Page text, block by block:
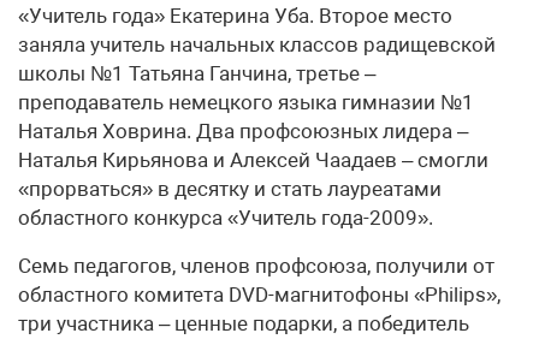
«Учитель года» Екатерина Уба. Второе место
заняла учитель начальных классов радищевской
школы №1 Татьяна Ганчина, третье –
преподаватель немецкого языка гимназии №1
Наталья Ховрина. Два профсоюзных лидера –
Наталья Кирьянова и Алексей Чаадаев – смогли
«прорваться» в десятку и стать лауреатами
областного конкурса «Учитель года-2009».
Семь педагогов, членов профсоюза, получили от
областного комитета DVD-магнитофоны «Philips»,
три участника – ценные подарки, а победитель